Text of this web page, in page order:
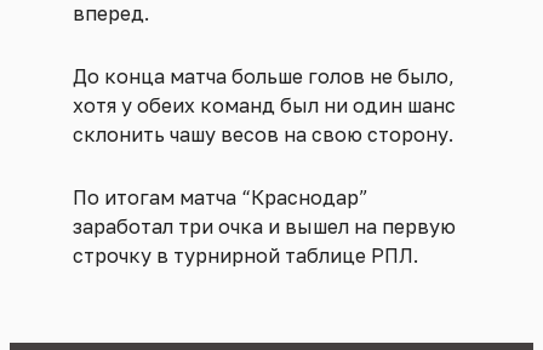
вперед.
До конца матча больше голов не было,
хотя у обеих команд был ни один шанс
склонить чашу весов на свою сторону.
По итогам матча “Краснодар”
заработал три очка и вышел на первую
строчку в турнирной таблице РПЛ.